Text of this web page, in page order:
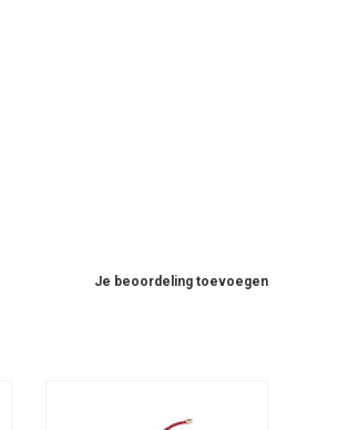
Je beoordeling toevoegen